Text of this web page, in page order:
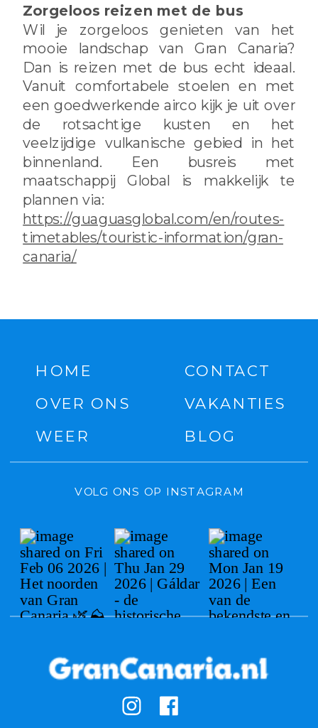
Zorgeloos reizen met de bus
Wil je zorgeloos genieten van het
mooie landschap van Gran Canaria?
Dan is reizen met de bus echt ideaal.
Vanuit comfortabele stoelen en met
een goedwerkende airco kijk je uit over
de rotsachtige kusten en het
veelzijdige vulkanische gebied in het
binnenland. Een busreis met
maatschappij Global is makkelijk te
plannen via:
https://guaguasglobal.com/en/routes-
timetables/touristic-information/gran-
canaria/
VOLG ONS OP INSTAGRAM
HOME
OVER ONS
CONTACT
VAKANTIES
WEER BLOG